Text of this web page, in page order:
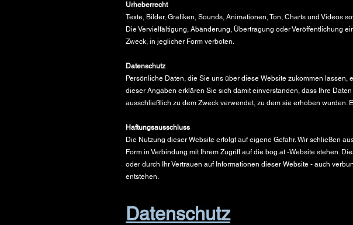
Urheberrecht
Texte, Bilder, Grafiken, Sounds, Animationen, Ton, Charts und Videos
Die Vervielfältigung, Abänderung, Übertragung oder Veröffentlichung
Zweck, in jeglicher Form verboten.
Datenschutz
Persönliche Daten, die Sie uns über diese Website zukommen
dieser Angaben erklären Sie sich damit einverstanden, dass Ihre
ausschließlich zu dem Zweck verwendet, zu dem sie erhoben wurden.
Haftungsausschluss
Die Nutzung dieser Website erfolgt auf eigene Gefahr. Wir schließen
Form in Verbindung mit Ihrem Zugriff auf die bog.at -Website stehen.
oder durch Ihr Vertrauen auf Informationen dieser Website - auch
entstehen.
Datenschutz